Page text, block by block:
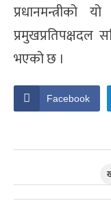
प्रधानमन्त्रीको
प्रमुखप्रतिपक्षदल
भएको छ ।
Facebook